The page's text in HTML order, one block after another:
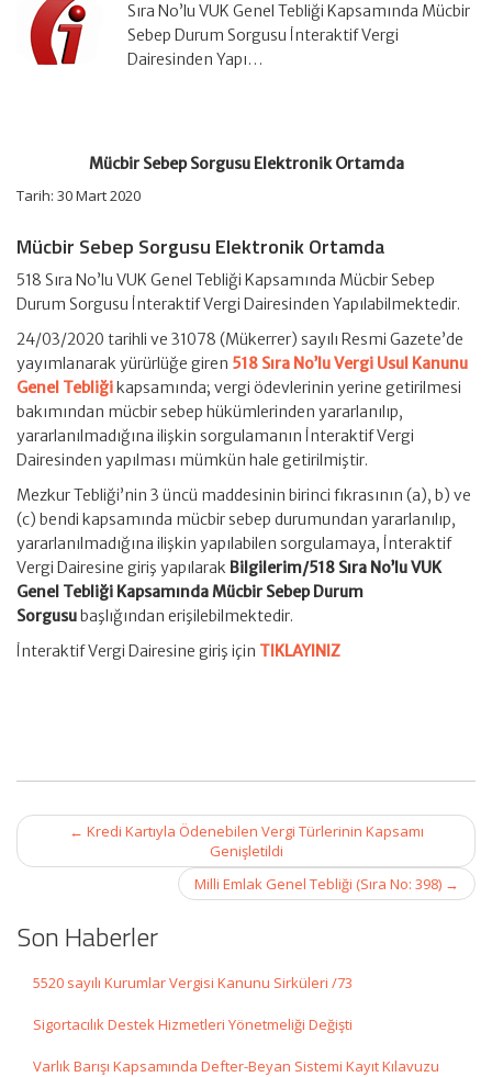
Sıra No’lu VUK Genel Tebliği Kapsamında Mücbir
Sebep Durum Sorgusu İnteraktif Vergi
Dairesinden Yapı…
Mücbir Sebep Sorgusu Elektronik Ortamda
Tarih: 30 Mart 2020
Mücbir Sebep Sorgusu Elektronik Ortamda
518 Sıra No’lu VUK Genel Tebliği Kapsamında Mücbir Sebep
Durum Sorgusu İnteraktif Vergi Dairesinden Yapılabilmektedir.
24/03/2020 tarihli ve 31078 (Mükerrer) sayılı Resmi Gazete’de
yayımlanarak yürürlüğe giren 518 Sıra No’lu Vergi Usul Kanunu
Genel Tebliğikapsamında; vergi ödevlerinin yerine getirilmesi
bakımından mücbir sebep hükümlerinden yararlanılıp,
yararlanılmadığına ilişkin sorgulamanın İnteraktif Vergi
Dairesinden yapılması mümkün hale getirilmiştir.
Mezkur Tebliği’nin 3 üncü maddesinin birinci fıkrasının (a), b) ve
(c) bendi kapsamında mücbir sebep durumundan yararlanılıp,
yararlanılmadığına ilişkin yapılabilen sorgulamaya, İnteraktif
Vergi Dairesine giriş yapılarak Bilgilerim/518 Sıra No’lu VUK
Genel Tebliği Kapsamında Mücbir Sebep Durum
Sorgusubaşlığından erişilebilmektedir.
İnteraktif Vergi Dairesine giriş için TIKLAYINIZ
Post
navigation
← Kredi Kartıyla Ödenebilen Vergi Türlerinin Kapsamı
Genişletildi
Milli Emlak Genel Tebliği (Sıra No: 398) →
Son Haberler
5520 sayılı Kurumlar Vergisi Kanunu Sirküleri /73
Sigortacılık Destek Hizmetleri Yönetmeliği Değişti
Varlık Barışı Kapsamında Defter-Beyan Sistemi Kayıt Kılavuzu